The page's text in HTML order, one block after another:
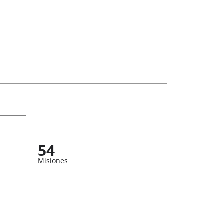
54
Misiones